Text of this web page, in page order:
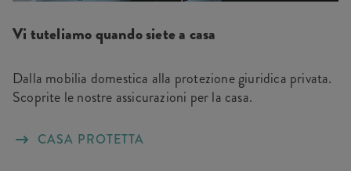
Vi tuteliamo quando siete a casa
Dalla mobilia domestica alla protezione giuridica privata.
Scoprite le nostre assicurazioni per la casa.
CASA PROTETTA